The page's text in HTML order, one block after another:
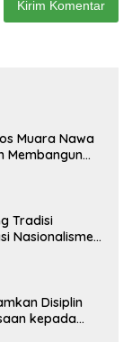
Muara Nawa
Membangun
Tradisi
Nasionalisme
Disiplin
kepada